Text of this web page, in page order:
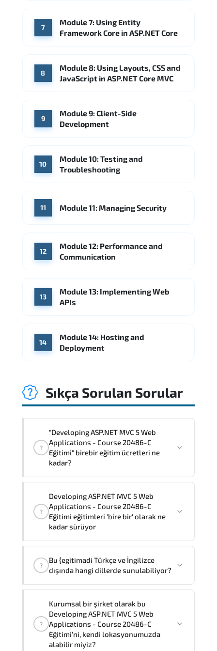
7
Module 7: Using Entity
Framework Core in ASP.NET Core
8
Module 8: Using Layouts, CSS and
JavaScript in ASP.NET Core MVC
9
Module 9: Client-Side
Development
10
Module 10: Testing and
Troubleshooting
11 Module 11: Managing Security
12
Module 12: Performance and
Communication
13
Module 13: Implementing Web
APIs
14
Module 14: Hosting and
Deployment
Sıkça Sorulan Sorular
?
"Developing ASP.NET MVC 5 Web
Applications - Course 20486-C
Eğitimi" birebir eğitim ücretleri ne
kadar?
Applications - Course 20486-C Eğitimi"
eğitimleri bire bir ve grup olmak üzere
iki farklı yöntemle verilmektedir.
Bire bir olarak eğtim ücreti56.880 ₺dır.
?
Developing ASP.NET MVC 5 Web
Applications - Course 20486-C
Eğitimi eğitimleri 'bire bir' olarak ne
kadar sürüyor
Applications - Course 20486-C
Eğitimi
'birebir' gün sürmektedir,
isterseniz, toplam eğitim süresi eğitim
sağlayıcısının resmi standartlarına göre
3olacaktır.
?
Bu {egitimadi Türkçe ve İngilizce
dışında hangi dillerde sunulabiliyor?
Applications - Course 20486-C
Eğitimi Türkçe ve İngilizce'nin
yanısıra,Fransızca, Arapça ve
İspanyolcadillerinde de sunabiliyoruz.
?
Kurumsal bir şirket olarak bu
Developing ASP.NET MVC 5 Web
Applications - Course 20486-C
Eğitimi'ni, kendi lokasyonumuzda
alabilir miyiz?